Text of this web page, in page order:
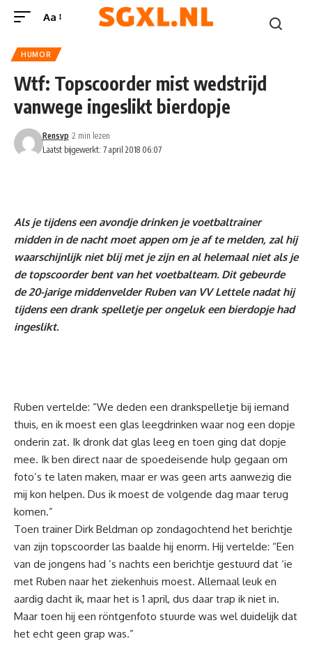
Aa
HUMOR
Wtf: Topscoorder mist wedstrijd
vanwege ingeslikt bierdopje
Laatst bijgewerkt: 7 april 2018 06:07
Rensvp 2 min lezen
Als je tijdens een avondje drinken je voetbaltrainer
midden in de nacht moet appen om je af te melden, zal hij
waarschijnlijk niet blij met je zijn en al helemaal niet als je
de topscoorder bent van het voetbalteam. Dit gebeurde
de 20-jarige middenvelder Ruben van VV Lettele nadat hij
tijdens een drank spelletje per ongeluk een bierdopje had
ingeslikt.
Ruben vertelde: ”We deden een drankspelletje bij iemand
thuis, en ik moest een glas leegdrinken waar nog een dopje
onderin zat. Ik dronk dat glas leeg en toen ging dat dopje
mee. Ik ben direct naar de spoedeisende hulp gegaan om
foto’s te laten maken, maar er was geen arts aanwezig die
mij kon helpen. Dus ik moest de volgende dag maar terug
komen.”
Toen trainer Dirk Beldman op zondagochtend het berichtje
van zijn topscoorder las baalde hij enorm. Hij vertelde: “Een
van de jongens had ’s nachts een berichtje gestuurd dat ‘ie
met Ruben naar het ziekenhuis moest. Allemaal leuk en
aardig dacht ik, maar het is 1 april, dus daar trap ik niet in.
Maar toen hij een röntgenfoto stuurde was wel duidelijk dat
het echt geen grap was.”